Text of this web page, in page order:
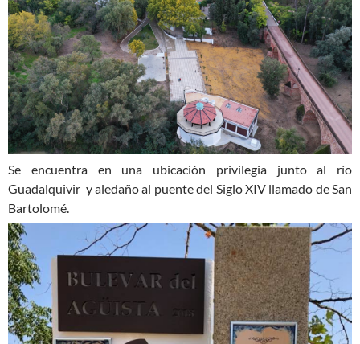
Se encuentra en una ubicación privilegia junto al río
Guadalquivir y aledaño al puente del Siglo XIV llamado de San
Bartolomé.